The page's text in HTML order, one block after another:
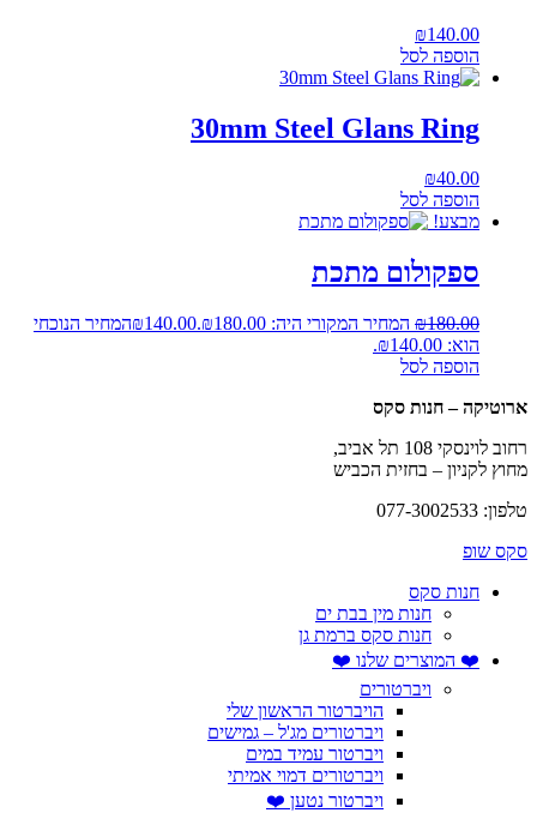
₪140.00
הוספה לסל
30mm Steel Glans Ring
₪40.00
הוספה לסל
מבצע!
ספקולום מתכת
₪180.00 המחיר המקורי היה: ₪180.00. ₪140.00
המחיר הנוכחי
הוא: ₪140.00.
הוספה לסל
ארוטיקה – חנות סקס
רחוב לוינסקי 108 תל אביב,
מחוץ לקניון – בחזית הכביש
טלפון: 077-3002533
סקס שופ
חנות סקס
חנות מין בבת ים
חנות סקס ברמת גן
❤️ המוצרים שלנו ❤️
ויברטורים
הויברטור הראשון שלי
ויברטורים מג'ל – גמישים
ויברטור עמיד במים
ויברטורים דמוי אמיתי
ויברטור נטען ❤️